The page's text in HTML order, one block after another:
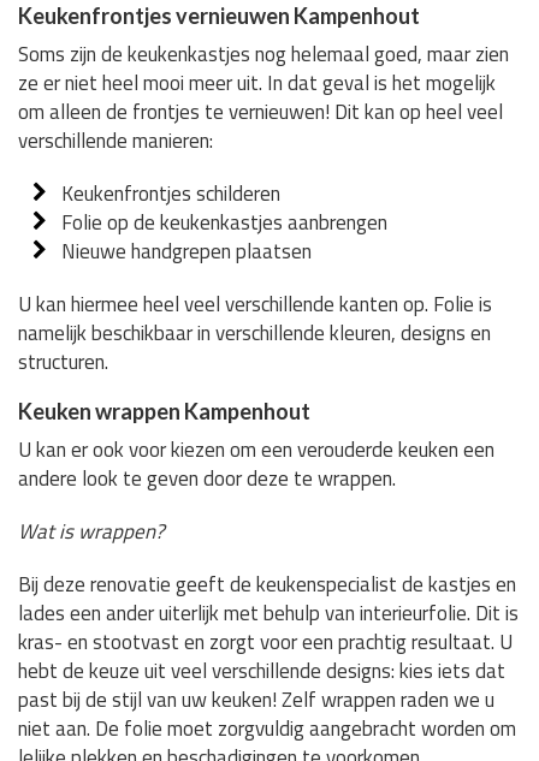
Keukenfrontjes vernieuwen Kampenhout
Soms zijn de keukenkastjes nog helemaal goed, maar zien
ze er niet heel mooi meer uit. In dat geval is het mogelijk
om alleen de frontjes te vernieuwen! Dit kan op heel veel
verschillende manieren:
Keukenfrontjes schilderen
Folie op de keukenkastjes aanbrengen
Nieuwe handgrepen plaatsen
U kan hiermee heel veel verschillende kanten op. Folie is
namelijk beschikbaar in verschillende kleuren, designs en
structuren.
Keuken wrappen Kampenhout
U kan er ook voor kiezen om een verouderde keuken een
andere look te geven door deze te wrappen.
Wat is wrappen?
Bij deze renovatie geeft de keukenspecialist de kastjes en
lades een ander uiterlijk met behulp van interieurfolie. Dit is
kras- en stootvast en zorgt voor een prachtig resultaat. U
hebt de keuze uit veel verschillende designs: kies iets dat
past bij de stijl van uw keuken! Zelf wrappen raden we u
niet aan. De folie moet zorgvuldig aangebracht worden om